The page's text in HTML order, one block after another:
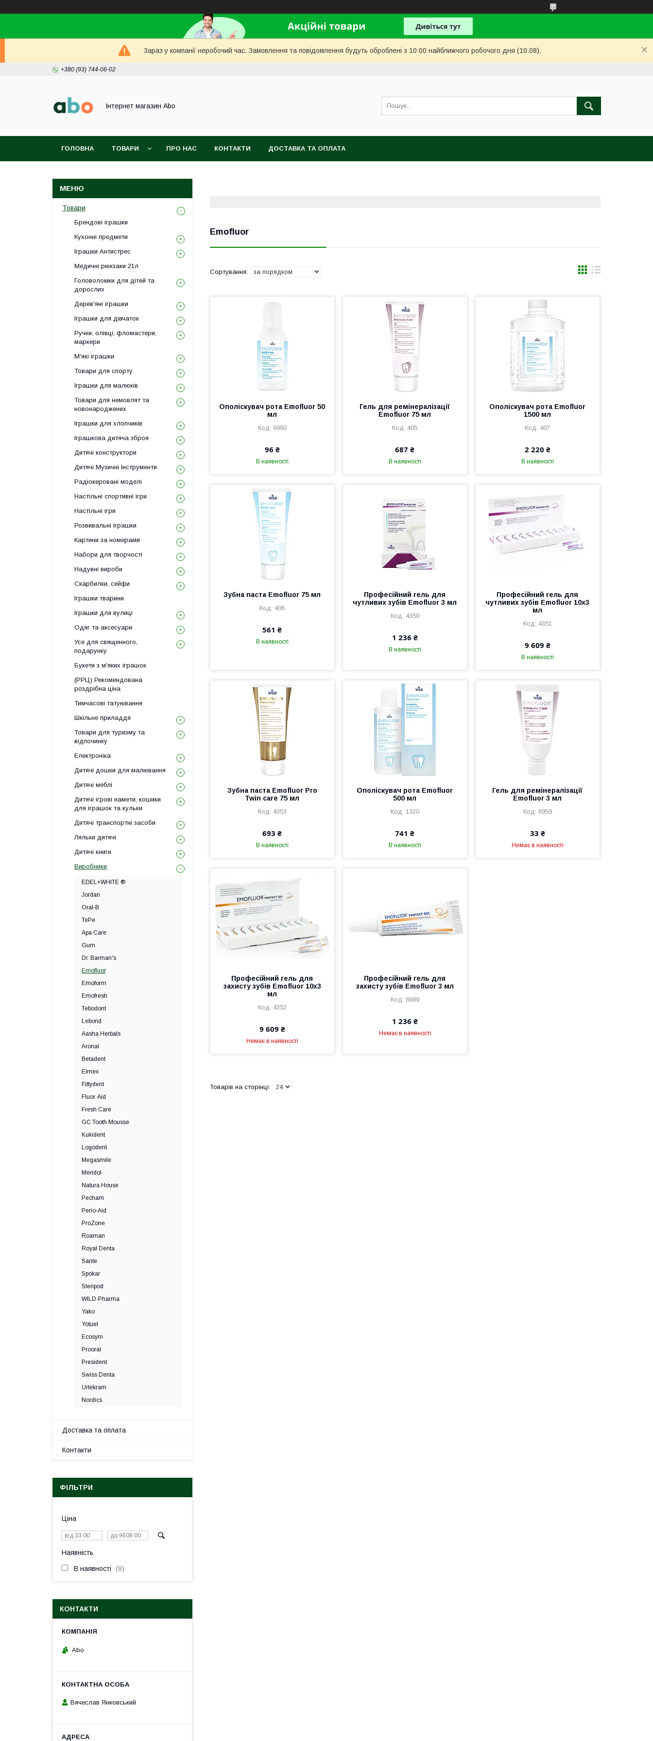
Зараз у компанії неробочий час. Замовлення та повідомлення будуть оброблені з 10:00 найближчого робочого дня (10.08).
+380 (93) 744-06-02
Інтернет магазин Abo
ГОЛОВНА ТОВАРИ ПРО НАС КОНТАКТИ ДОСТАВКА ТА ОПЛАТА
Emofluor
Ополіскувач рота Emofluor 50
мл
6960
96 ₴
В наявності
Гель для ремінералізації
Emofluor 75 мл
405
687 ₴
В наявності
Ополіскувач рота Emofluor
1500 мл
407
2 220 ₴
В наявності
Зубна паста Emofluor 75 мл
406
561 ₴
В наявності
Професійний гель для
чутливих зубів Emofluor 3 мл
4350
1 236 ₴
В наявності
Професійний гель для
чутливих зубів Emofluor 10х3
мл
4351
9 609 ₴
В наявності
Зубна паста Emofluor Pro
Twin care 75 мл
4353
693 ₴
В наявності
Ополіскувач рота Emofluor
500 мл
1320
741 ₴
В наявності
Гель для ремінералізації
Emofluor 3 мл
6959
33 ₴
Немає в наявності
Професійний гель для
захисту зубів Emofluor 10х3
мл
4352
9 609 ₴
Немає в наявності
Професійний гель для
захисту зубів Emofluor 3 мл
6689
1 236 ₴
Немає в наявності
Товари
Брендові іграшки
Кухонні предмети
Іграшки Антистрес
Медичні рюкзаки 21л
Головоломки для дітей та
дорослих
Дерев'яні іграшки
Іграшки для дівчаток
Ручки, олівці, фломастери,
маркери
М'які іграшки
Товари для спорту
Іграшки для малюків
Товари для немовлят та
новонароджених
Іграшки для хлопчиків
Іграшкова дитяча зброя
Дитячі конструктори
Дитячі Музичні Інструменти
Радіокеровані моделі
Настільні спортивні ігри
Настільні ігри
Розвивальні іграшки
Картини за номерами
Набори для творчості
Надувні вироби
Скарбилки, сейфи
Іграшки тварини
Іграшки для вулиці
Одяг та аксесуари
Усе для священного,
подарунку
Букети з м'яких іграшок
(РРЦ) Рекомендована
роздрібна ціна
Тимчасові татуювання
Шкільне приладдя
Товари для туризму та
відпочинку
Електроніка
Дитячі дошки для малювання
Дитячі меблі
Дитячі ігрові намети, кошики
для іграшок та кульки
Дитячі транспортні засоби
Ляльки дитячі
Дитячі книги
Виробники
EDEL+WHITE ®
Jordan
Oral-B
TePe
Apa Care
Gum
Dr. Barman's
Emofluor
Emoform
Emofresh
Tebodont
Lebond
Aasha Herbals
Aronal
Betadent
Elmex
Fittydent
Fluor·Aid
Fresh Care
GC Tooth Mousse
Kukident
Logodent
Megasmile
Meridol
Natura House
Pecham
Perio-Aid
ProZone
Roaman
Royal Denta
Sante
Spokar
Steripod
WILD-Pharma
Yako
Yotuel
Ecosym
Prooral
President
Swiss Denta
Urtekram
Nordics
Доставка та оплата
Контакти
ФІЛЬТРИ
Ціна
Наявність
В наявності 8
КОНТАКТИ
Abo
Вячеслав Янковський